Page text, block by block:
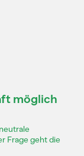
möglich
Frage geht die